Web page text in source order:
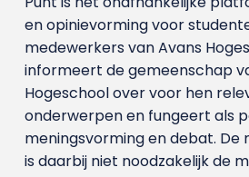
en opinievorming voor
medewerkers van Avans
informeert de gemeenschap
Hogeschool over voor hen
onderwerpen en fungeert als
meningsvorming en debat. De
is daarbij niet noodzakelijk de